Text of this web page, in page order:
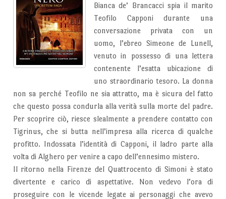
Bianca de’ Brancacci spia il marito
Teofilo Capponi durante una
conversazione privata con un
uomo, l’ebreo Simeone de Lunell,
venuto in possesso di una lettera
contenente l’esatta ubicazione di
uno straordinario tesoro. La donna
non sa perché Teofilo ne sia attratto, ma è sicura del fatto
che questo possa condurla alla verità sulla morte del padre.
Per scoprire ciò, riesce slealmente a prendere contatto con
Tigrinus, che si butta nell’impresa alla ricerca di qualche
profitto. Indossata l’identità di Capponi, il ladro parte alla
volta di Alghero per venire a capo dell’ennesimo mistero.
Il ritorno nella Firenze del Quattrocento di Simoni è stato
divertente e carico di aspettative. Non vedevo l’ora di
proseguire con le vicende legate ai personaggi che avevo